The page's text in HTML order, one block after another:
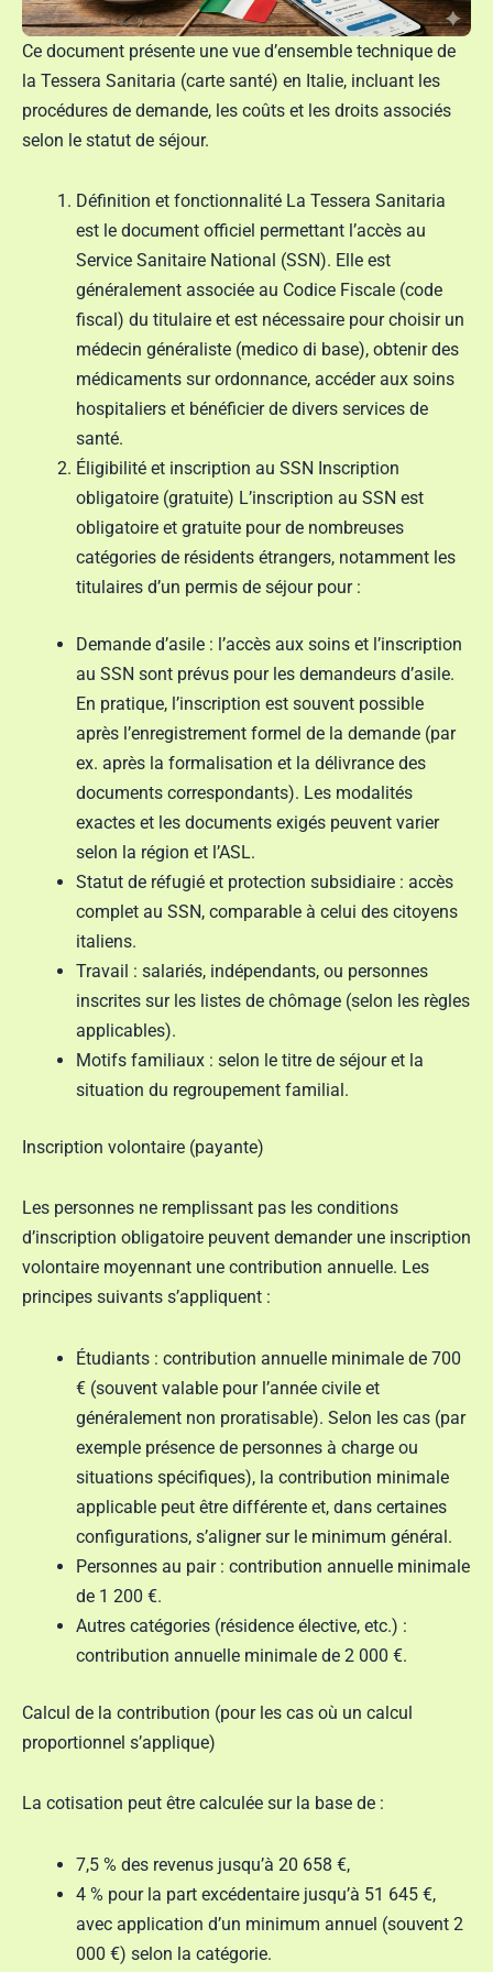
Ce document présente une vue d’ensemble technique de
la Tessera Sanitaria (carte santé) en Italie, incluant les
procédures de demande, les coûts et les droits associés
selon le statut de séjour.
Définition et fonctionnalité La Tessera Sanitaria
est le document officiel permettant l’accès au
Service Sanitaire National (SSN). Elle est
généralement associée au Codice Fiscale (code
fiscal) du titulaire et est nécessaire pour choisir un
médecin généraliste (medico di base), obtenir des
médicaments sur ordonnance, accéder aux soins
hospitaliers et bénéficier de divers services de
santé.
Éligibilité et inscription au SSN Inscription
obligatoire (gratuite) L’inscription au SSN est
obligatoire et gratuite pour de nombreuses
catégories de résidents étrangers, notamment les
titulaires d’un permis de séjour pour :
Demande d’asile : l’accès aux soins et l’inscription
au SSN sont prévus pour les demandeurs d’asile.
En pratique, l’inscription est souvent possible
après l’enregistrement formel de la demande (par
ex. après la formalisation et la délivrance des
documents correspondants). Les modalités
exactes et les documents exigés peuvent varier
selon la région et l’ASL.
Statut de réfugié et protection subsidiaire : accès
complet au SSN, comparable à celui des citoyens
italiens.
Travail : salariés, indépendants, ou personnes
inscrites sur les listes de chômage (selon les règles
applicables).
Motifs familiaux : selon le titre de séjour et la
situation du regroupement familial.
Inscription volontaire (payante)
Les personnes ne remplissant pas les conditions
d’inscription obligatoire peuvent demander une inscription
volontaire moyennant une contribution annuelle. Les
principes suivants s’appliquent :
Étudiants : contribution annuelle minimale de 700
€ (souvent valable pour l’année civile et
généralement non proratisable). Selon les cas (par
exemple présence de personnes à charge ou
situations spécifiques), la contribution minimale
applicable peut être différente et, dans certaines
configurations, s’aligner sur le minimum général.
Personnes au pair : contribution annuelle minimale
de 1 200 €.
Autres catégories (résidence élective, etc.) :
contribution annuelle minimale de 2 000 €.
Calcul de la contribution (pour les cas où un calcul
proportionnel s’applique)
La cotisation peut être calculée sur la base de :
7,5 % des revenus jusqu’à 20 658 €,
4 % pour la part excédentaire jusqu’à 51 645 €,
avec application d’un minimum annuel (souvent 2
000 €) selon la catégorie.